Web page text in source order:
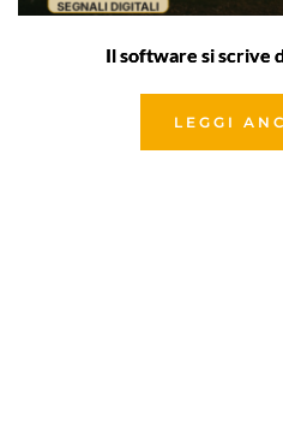
Il software si scrive
LEGGI